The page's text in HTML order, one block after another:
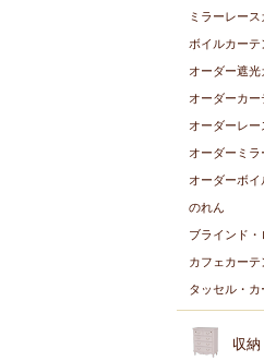
ミラーレー
ボイルカーテ
オーダー遮光
オーダーカー
オーダーレー
オーダーミ
オーダーボイ
のれん
ブラインド
カフェカーテ
タッセル・
収納